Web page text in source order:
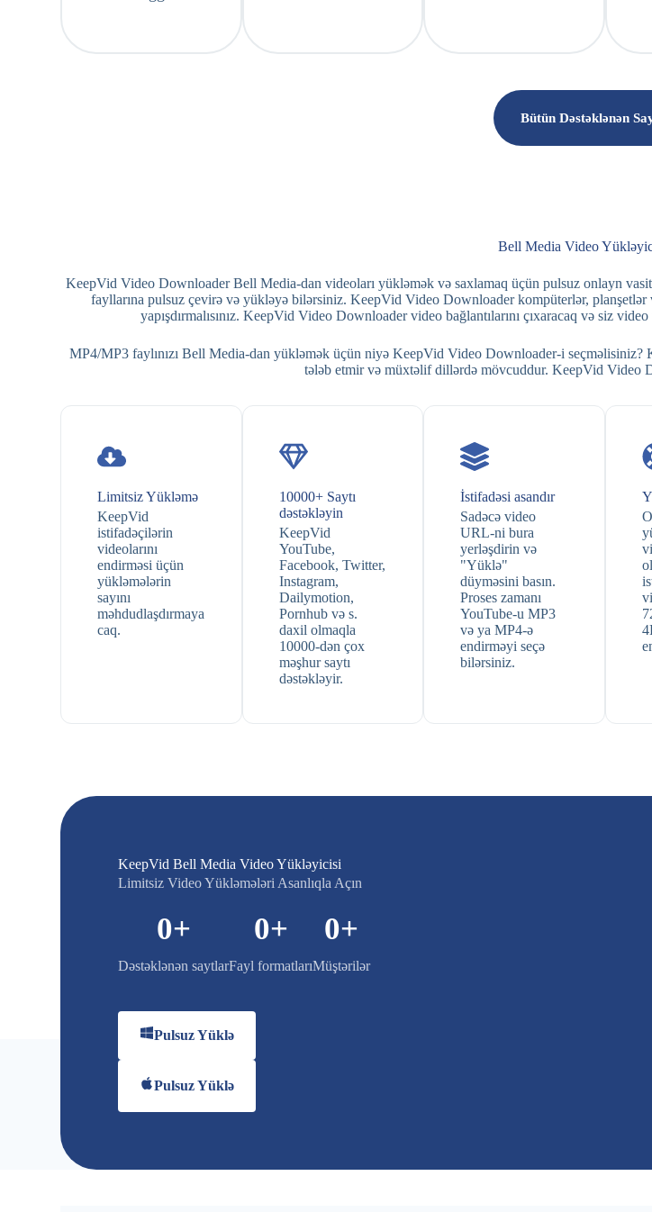
Bütün Dəstəklənən
Bell Media Video
KeepVid Video Downloader Bell Media-dan videoları yükləmək və saxlamaq üçün pulsuz onlayn
fayllarına pulsuz çevirə və yükləyə bilərsiniz. KeepVid Video Downloader kompüterlər,
yapışdırmalısınız. KeepVid Video Downloader video bağlantılarını çıxaracaq və siz
MP4/MP3 faylınızı Bell Media-dan yükləmək üçün niyə KeepVid Video Downloader-i
tələb etmir və müxtəlif dillərdə mövcuddur. KeepVid Video
Limitsiz Yükləmə
KeepVid
istifadəçilərin
videolarını
endirməsi üçün
yükləmələrin
sayını
məhdudlaşdırmaya
caq.
10000+ Saytı
dəstəkləyin
KeepVid
YouTube,
Facebook, Twitter,
Instagram,
Dailymotion,
Pornhub və s.
daxil olmaqla
10000-dən çox
məşhur saytı
dəstəkləyir.
İstifadəsi asandır
Sadəcə video
URL-ni bura
yerləşdirin və
"Yüklə"
düyməsini basın.
Proses zamanı
YouTube-u MP3
və ya MP4-ə
endirməyi seçə
bilərsiniz.
KeepVid Bell Media Video Yükləyicisi
Limitsiz Video Yükləmələri Asanlıqla Açın
Dəstəklənən saytlar
0+
Fayl formatları
0+
Müştərilər
0+
Pulsuz Yüklə
Pulsuz Yüklə